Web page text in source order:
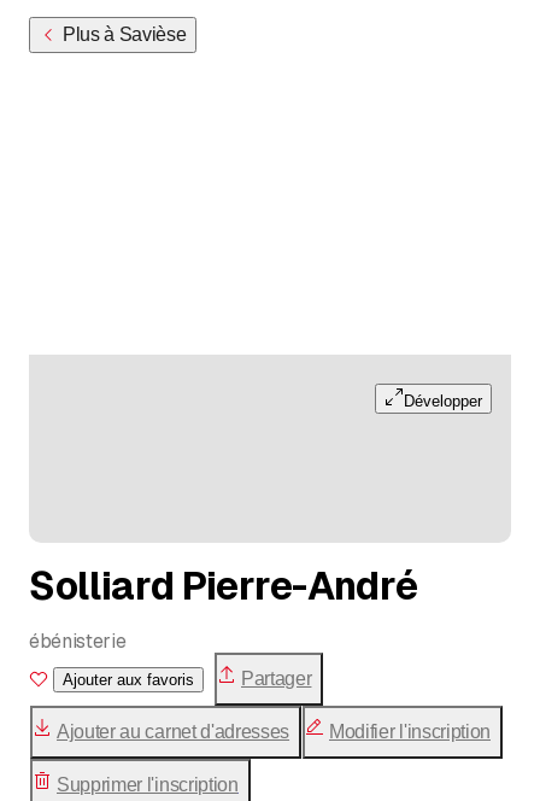
Plus à Savièse
Développer
Solliard Pierre-André
ébénisterie
Ajouter aux favoris Partager
Ajouter au carnet d'adresses Modifier l'inscription
Supprimer l'inscription